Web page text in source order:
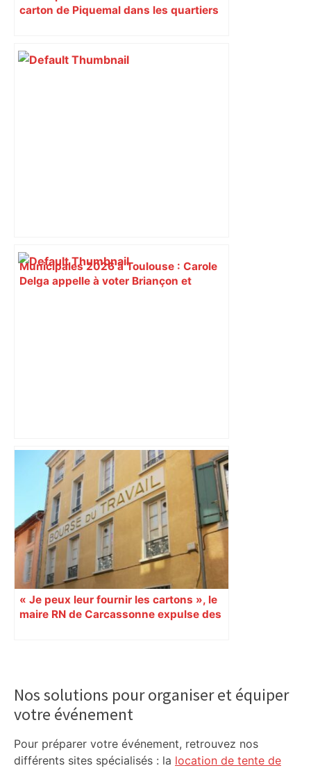
carton de Piquemal dans les quartiers
Municipales 2026 à Toulouse : Carole
Delga appelle à voter Briançon et
Le bar Le Rouge et Noir va rouvrir à
Toulouse : la fille du patron décédé
retrouve une lettre de son père et
décide de reprendre l’institution –
ladepeche.fr
« Je peux leur fournir les cartons », le
maire RN de Carcassonne expulse des
Sidebar
Nos solutions pour organiser et équiper
votre événement
Pour préparer votre événement, retrouvez nos
différents sites spécialisés : la location de tente de